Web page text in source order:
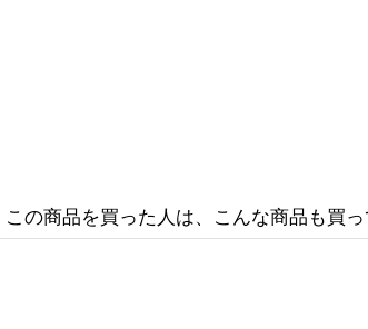
この商品を買った人は、こんな商品も買